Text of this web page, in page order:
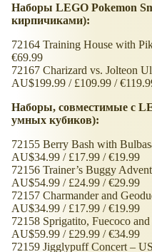
Наборы LEGO Pokemon
кирпичиками):
72164 Training House with
€69.99
72167 Charizard vs. Jolteon
AU$199.99 / £109.99 /
Наборы, совместимые с
умных кубиков):
72155 Berry Bash with
AU$34.99 / £17.99 / €19.99
72156 Trainer’s Buggy
AU$54.99 / £24.99 / €29.99
72157 Charmander and
AU$34.99 / £17.99 / €19.99
72158 Sprigatito, Fuecoco
AU$59.99 / £29.99 / €34.99
72159 Jigglypuff Concert –